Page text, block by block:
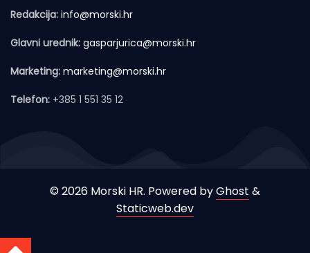
Redakcija: info@morski.hr
Glavni urednik: gasparjurica@morski.hr
Marketing: marketing@morski.hr
Telefon: +385 1 551 35 12
© 2026 Morski HR. Powered byGhost &
Staticweb.dev